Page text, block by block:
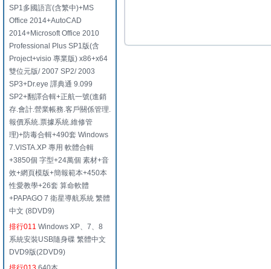
SP1多國語言(含繁中)+MS
Office 2014+AutoCAD
2014+Microsoft Office 2010
Professional Plus SP1版(含
Project+visio 專業版) x86+x64
雙位元版/ 2007 SP2/ 2003
SP3+Dr.eye 譯典通 9.099
SP2+翻譯合輯+正航一號(進銷
存.會計.營業帳務.客戶關係管理.
報價系統.票據系統.維修管
理)+防毒合輯+490套 Windows
7.VISTA.XP 專用 軟體合輯
+3850個 字型+24萬個 素材+音
效+網頁模版+簡報範本+450本
性愛教學+26套 算命軟體
+PAPAGO 7 衛星導航系統 繁體
中文 (8DVD9)
排行011 Windows XP、7、8
系統安裝USB隨身碟 繁體中文
DVD9版(2DVD9)